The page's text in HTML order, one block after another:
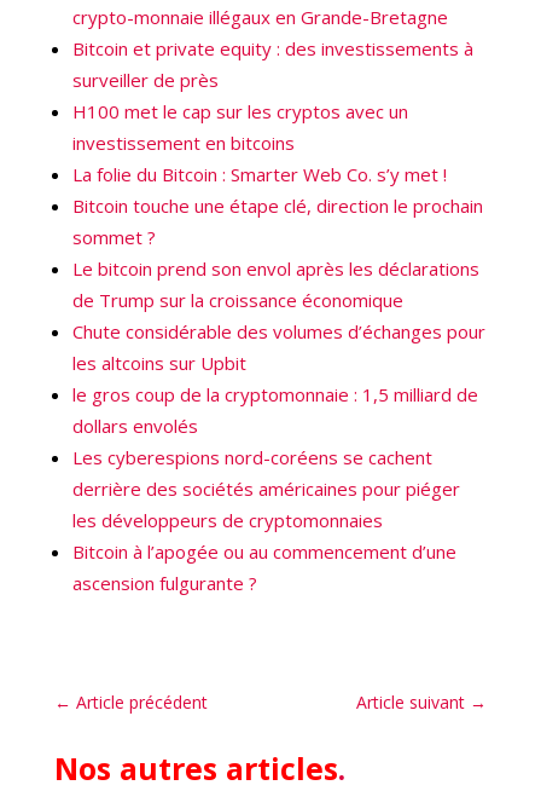
crypto-monnaie illégaux en Grande-Bretagne
Bitcoin et private equity : des investissements à
surveiller de près
H100 met le cap sur les cryptos avec un
investissement en bitcoins
La folie du Bitcoin : Smarter Web Co. s’y met !
Bitcoin touche une étape clé, direction le prochain
sommet ?
Le bitcoin prend son envol après les déclarations
de Trump sur la croissance économique
Chute considérable des volumes d’échanges pour
les altcoins sur Upbit
le gros coup de la cryptomonnaie : 1,5 milliard de
dollars envolés
Les cyberespions nord-coréens se cachent
derrière des sociétés américaines pour piéger
les développeurs de cryptomonnaies
Bitcoin à l’apogée ou au commencement d’une
ascension fulgurante ?
← Article précédent Article suivant →
Nos autres articles.